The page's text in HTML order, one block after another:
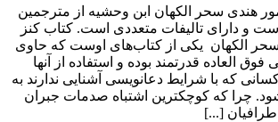
هندی سحر الکهان ابن وحشیه از مترجمین
و دارای تالیفات متعددی است. کتاب کنز
الکهان یکی از کتاب‌های اوست که حاوی
العاده قدرتمند بوده و استفاده از آنها
که با شرایط دعانویسی آشنایی ندارند به
چرا که کوچکترین اشتباه صدمات جبران
[...]